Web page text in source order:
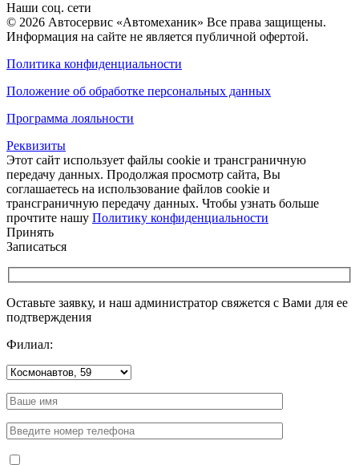
Наши соц. сети
© 2026 Автосервис «Автомеханик» Все права защищены.
Информация на сайте не является публичной офертой.
Политика конфиденциальности
Положение об обработке персональных данных
Программа лояльности
Реквизиты
Этот сайт использует файлы cookie и трансграничную
передачу данных. Продолжая просмотр сайта, Вы
соглашаетесь на использование файлов cookie и
трансграничную передачу данных. Чтобы узнать больше
прочтите нашу Политику конфиденциальности
Принять
Записаться
Оставьте заявку, и наш администратор свяжется с Вами для ее
подтверждения
Филиал: